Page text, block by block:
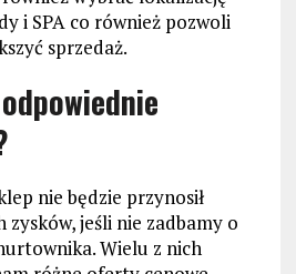
i SPA co również pozwoli
sprzedaż.
nie będzie przynosił
zysków, jeśli nie zadbamy o
Wielu z nich